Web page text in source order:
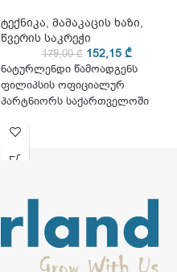
ტექნიკა, მამაკაცის ხაზი,
წვერის საკრეჭი
179,00₾ 152,15 ₾
ნატურლენდი წამოადგენს
ფილიპსის ოფიციალურ
პარტნიორს საქართველოში